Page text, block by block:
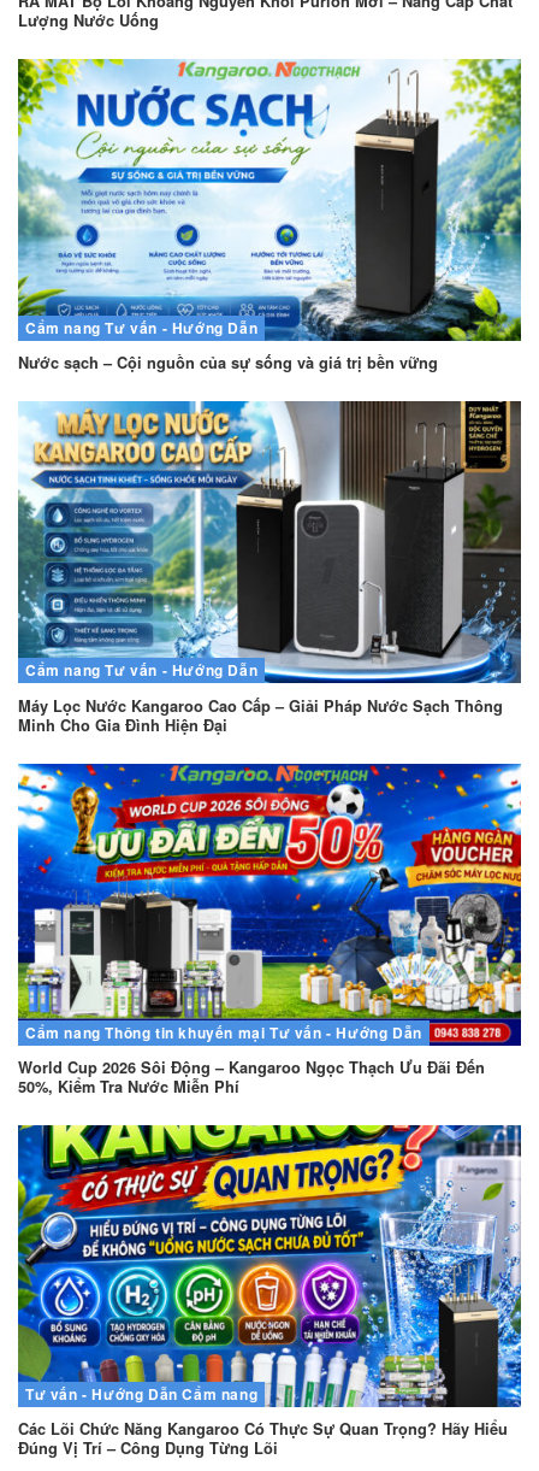
Lượng Nước Uống
Cẩm nang Tư vấn - Hướng Dẫn
Nước sạch – Cội nguồn của sự sống và giá trị bền vững
Cẩm nang Tư vấn - Hướng Dẫn
Máy Lọc Nước Kangaroo Cao Cấp – Giải Pháp Nước Sạch Thông
Minh Cho Gia Đình Hiện Đại
Cẩm nang Thông tin khuyến mại Tư vấn - Hướng Dẫn
World Cup 2026 Sôi Động – Kangaroo Ngọc Thạch Ưu Đãi Đến
50%, Kiểm Tra Nước Miễn Phí
Tư vấn - Hướng Dẫn Cẩm nang
Các Lõi Chức Năng Kangaroo Có Thực Sự Quan Trọng? Hãy Hiểu
Đúng Vị Trí – Công Dụng Từng Lõi